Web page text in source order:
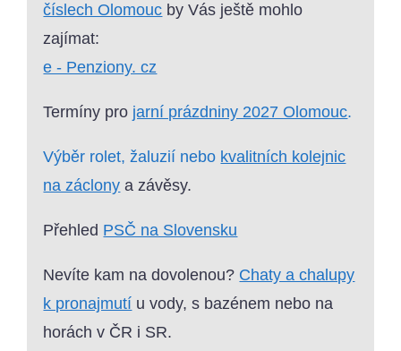
číslech Olomouc by Vás ještě mohlo
zajímat:
e - Penziony. cz
Termíny pro jarní prázdniny 2027 Olomouc.
Výběr rolet, žaluzií nebo kvalitních kolejnic
na záclony a závěsy.
Přehled PSČ na Slovensku
Nevíte kam na dovolenou? Chaty a chalupy
k pronajmutí u vody, s bazénem nebo na
horách v ČR i SR.